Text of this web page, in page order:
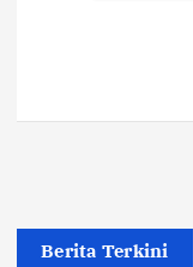
Berita Terkini